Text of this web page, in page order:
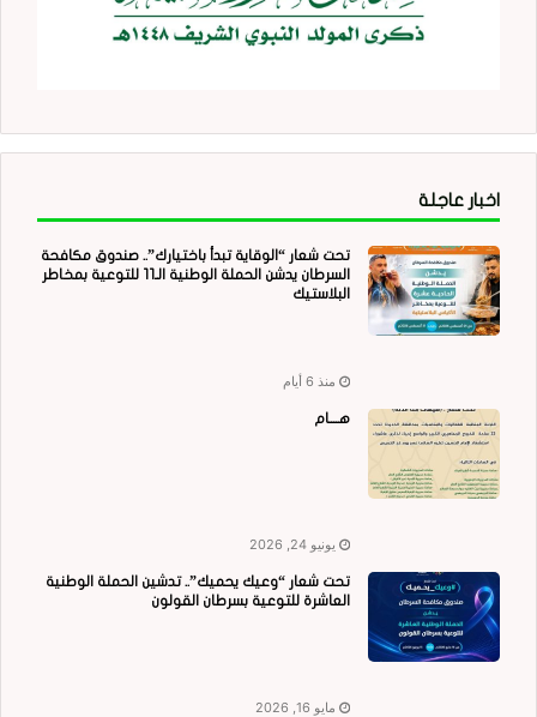
اخبار عاجلة
تحت شعار “الوقاية تبدأ باختيارك”.. صندوق مكافحة
السرطان يدشن الحملة الوطنية الـ11 للتوعية بمخاطر
البلاستيك
منذ 6 أيام
هــــام
يونيو 24, 2026
تحت شعار “وعيك يحميك”.. تدشين الحملة الوطنية
العاشرة للتوعية بسرطان القولون
مايو 16, 2026